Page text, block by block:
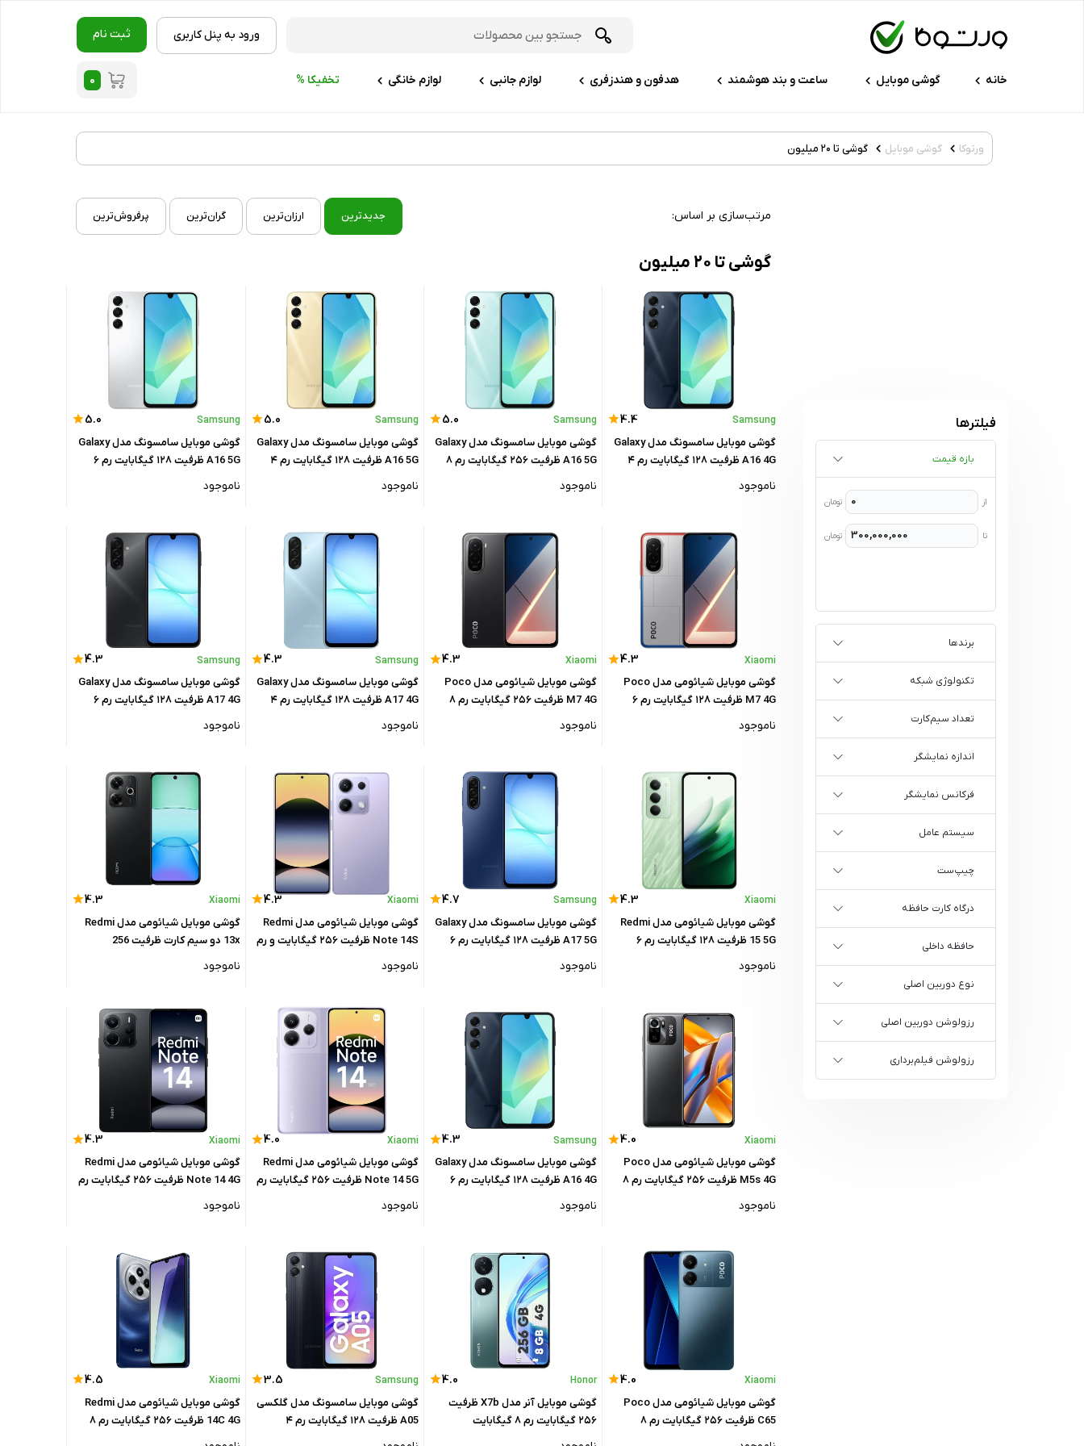
ورود به پنل کاربری ثبت نام
خانه گوشی موبایل ساعت و بند هوشمند هدفون و هندزفری لوازم جانبی لوازم خانگی تخفیکا % ۰
فیلترها
بازه قیمت
از تومان
تا تومان
برندها
تکنولوژی شبکه
تعداد سیم‌کارت
اندازه نمایشگر
فرکانس نمایشگر
سیستم عامل
چیپ‌ست
درگاه کارت حافظه
حافظه داخلی
نوع دوربین اصلی
رزولوشن دوربین اصلی
رزولوشن فیلم‌برداری
ورتوکا گوشی موبایل گوشی تا ۲۰ میلیون
مرتب‌سازی بر اساس: پرفروش‌ترین گران‌ترین ارزان‌ترین جدید‌ترین
گوشی تا ۲۰ میلیون
Samsung
4.4
گوشی موبایل سامسونگ مدل Galaxy
A16 4G ظرفیت ۱۲۸ گیگابایت رم ۴
ناموجود
Samsung
5.0
گوشی موبایل سامسونگ مدل Galaxy
A16 5G ظرفیت ۲۵۶ گیگابایت رم ۸
ناموجود
Samsung
5.0
گوشی موبایل سامسونگ مدل Galaxy
A16 5G ظرفیت ۱۲۸ گیگابایت رم ۴
ناموجود
Samsung
5.0
گوشی موبایل سامسونگ مدل Galaxy
A16 5G ظرفیت ۱۲۸ گیگابایت رم ۶
ناموجود
Xiaomi
4.3
گوشی موبایل شیائومی مدل Poco
M7 4G ظرفیت ۱۲۸ گیگابایت رم ۶
ناموجود
Xiaomi
4.3
گوشی موبایل شیائومی مدل Poco
M7 4G ظرفیت ۲۵۶ گیگابایت رم ۸
ناموجود
Samsung
4.3
گوشی موبایل سامسونگ مدل Galaxy
A17 4G ظرفیت ۱۲۸ گیگابایت رم ۴
ناموجود
Samsung
4.3
گوشی موبایل سامسونگ مدل Galaxy
A17 4G ظرفیت ۱۲۸ گیگابایت رم ۶
ناموجود
Xiaomi
4.3
گوشی موبایل شیائومی مدل Redmi
15 5G ظرفیت ۱۲۸ گیگابایت رم ۶
ناموجود
Samsung
4.7
گوشی موبایل سامسونگ مدل Galaxy
A17 5G ظرفیت ۱۲۸ گیگابایت رم ۶
ناموجود
Xiaomi
4.3
گوشی موبایل شیائومی مدل Redmi
Note 14S ظرفیت ۲۵۶ گیگابایت و رم
ناموجود
Xiaomi
4.3
گوشی موبایل شیائومی مدل Redmi
13x دو سیم کارت ظرفیت 256
ناموجود
Xiaomi
4.0
گوشی موبایل شیائومی مدل Poco
M5s 4G ظرفیت ۲۵۶ گیگابایت رم ۸
گیگابایت - گلوبال
ناموجود
Samsung
4.3
گوشی موبایل سامسونگ مدل Galaxy
A16 4G ظرفیت ۱۲۸ گیگابایت رم ۶
گیگابایت - ویتنام
ناموجود
Xiaomi
4.0
گوشی موبایل شیائومی مدل Redmi
Note 14 5G ظرفیت ۲۵۶ گیگابایت رم
۸ گیگابایت - گلوبال
ناموجود
Xiaomi
4.3
گوشی موبایل شیائومی مدل Redmi
Note 14 4G ظرفیت ۲۵۶ گیگابایت رم
۸ گیگابایت - گلوبال
ناموجود
Xiaomi
4.0
گوشی موبایل شیائومی مدل Poco
C65 ظرفیت ۲۵۶ گیگابایت رم ۸
Honor
4.0
گوشی موبایل آنر مدل X7b ظرفیت
۲۵۶ گیگابایت رم ۸ گیگابایت
Samsung
3.5
گوشی موبایل سامسونگ مدل گلکسی
A05 ظرفیت ۱۲۸ گیگابایت رم ۴
Xiaomi
4.5
گوشی موبایل شیائومی مدل Redmi
14C 4G ظرفیت ۲۵۶ گیگابایت رم ۸